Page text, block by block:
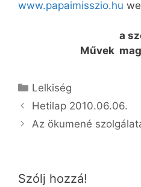
www.papaimisszio.hu
a
Művek
Kategória
Lelkiség
Hetilap 2010.06.06.
Az ökumené
Szólj hozzá!